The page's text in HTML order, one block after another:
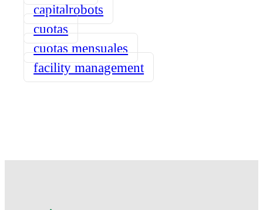
capitalrobots
cuotas
cuotas mensuales
facility management